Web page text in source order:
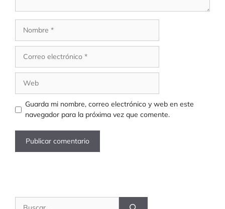
electrónico
Guarda mi nombre, correo electrónico y web en este
navegador para la próxima vez que comente.
Buscar: